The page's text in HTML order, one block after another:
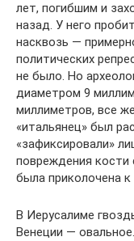
лет, погибшим и
назад. У него
насквозь —
политических
не было. Но
диаметром 9
миллиметров, все
«итальянец» был
«зафиксировали»
повреждения кости
была приколочена
В Иерусалиме
Венеции —